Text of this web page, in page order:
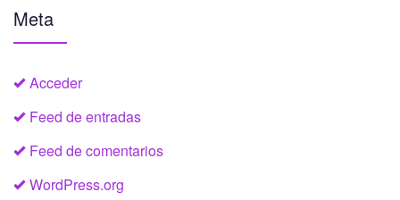
Meta
Acceder
Feed de entradas
Feed de comentarios
WordPress.org